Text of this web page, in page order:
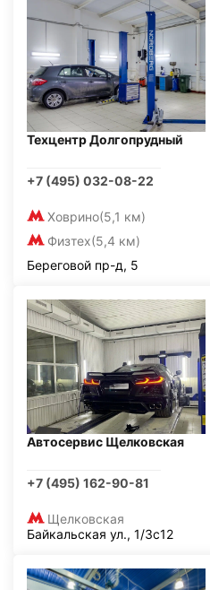
Техцентр Долгопрудный
+7 (495) 032-08-22
Ховрино(5,1 км)
Физтех(5,4 км)
Береговой пр-д, 5
Автосервис Щелковская
+7 (495) 162-90-81
Щелковская
Байкальская ул., 1/3с12